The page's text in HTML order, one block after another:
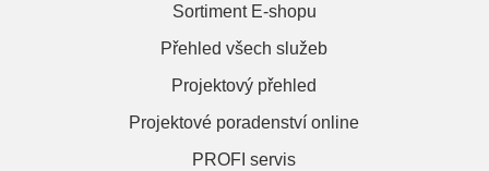
Sortiment E-shopu
Přehled všech služeb
Projektový přehled
Projektové poradenství online
PROFI servis